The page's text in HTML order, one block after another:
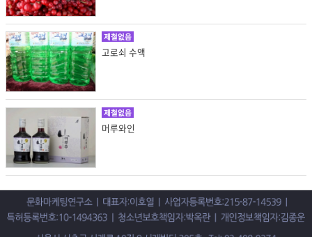
제철없음
고로쇠 수액
제철없음
머루와인